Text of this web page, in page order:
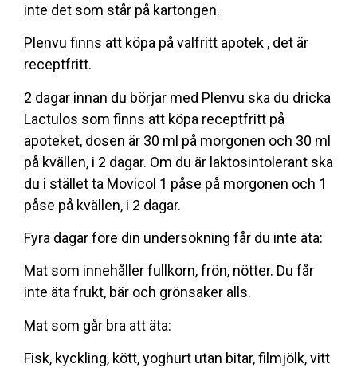
inte det som står på kartongen.
Plenvu finns att köpa på valfritt apotek , det är
receptfritt.
2 dagar innan du börjar med Plenvu ska du dricka
Lactulos som finns att köpa receptfritt på
apoteket, dosen är 30 ml på morgonen och 30 ml
på kvällen, i 2 dagar. Om du är laktosintolerant ska
du i stället ta Movicol 1 påse på morgonen och 1
påse på kvällen, i 2 dagar.
Fyra dagar före din undersökning får du inte äta:
Mat som innehåller fullkorn, frön, nötter. Du får
inte äta frukt, bär och grönsaker alls.
Mat som går bra att äta:
Fisk, kyckling, kött, yoghurt utan bitar, filmjölk, vitt